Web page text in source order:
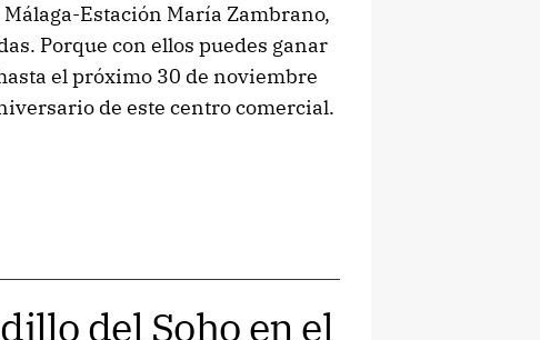
Estación María Zambrano,
Porque con ellos puedes ganar
el próximo 30 de noviembre
de este centro comercial.
del Soho en el